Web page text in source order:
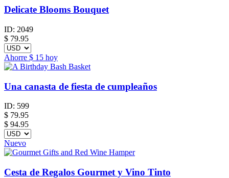
Delicate Blooms Bouquet
ID: 2049
$ 79.95
Ahorre $ 15 hoy
Una canasta de fiesta de cumpleaños
ID: 599
$ 79.95
$ 94.95
Nuevo
Cesta de Regalos Gourmet y Vino Tinto